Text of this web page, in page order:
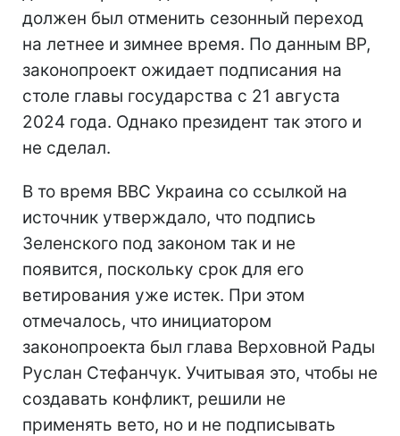
должен был отменить сезонный переход
на летнее и зимнее время. По данным ВР,
законопроект ожидает подписания на
столе главы государства с 21 августа
2024 года. Однако президент так этого и
не сделал.
В то время BBC Украина со ссылкой на
источник утверждало, что подпись
Зеленского под законом так и не
появится, поскольку срок для его
ветирования уже истек. При этом
отмечалось, что инициатором
законопроекта был глава Верховной Рады
Руслан Стефанчук. Учитывая это, чтобы не
создавать конфликт, решили не
применять вето, но и не подписывать